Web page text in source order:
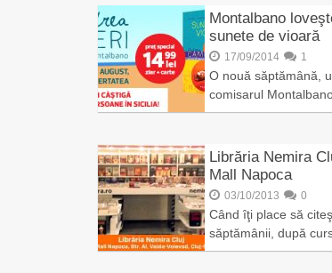
Montalbano
sunete de vioară
17/09/2014 1
O nouă săptămână,
comisarul
Librăria Nemira
Mall Napoca
03/10/2013 0
Când îţi place să
săptămânii, după